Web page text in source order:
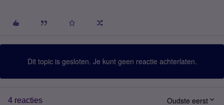
Dit topic is gesloten. Je kunt geen reactie achterlaten.
4 reacties Oudste eerst